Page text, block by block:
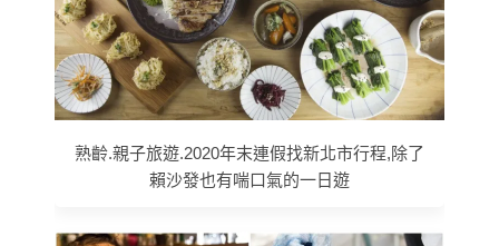
熟齡.親子旅遊.2020年末連假找新北市行程,除了
賴沙發也有喘口氣的一日遊